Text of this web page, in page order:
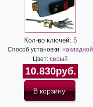
Кол-во ключей: 5
Способ установки: накладной
Цвет: серый
10.830руб.